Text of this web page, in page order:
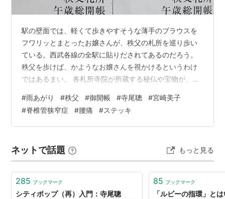
日本の黒い夏 〜冤罪〜
阿弥陀堂だより
半落ち
CASSHERN 2004
亡国のイージス
博士の愛した数式 2006
さまよう刃 2009.10
大風呂敷
国盗り物語
バラ色の人生
駅の壁面では、軽くて歩きやすそうな薄手のブラウスを
フワリッとまとったお嬢さんが、秩父の札所を巡り歩い
ている。西武各線の全駅に貼りだされてあるのだろう。
秩父を歩けば、かようなお嬢さんを視かけるというわけ
ではあるまい。 各札所寺院が所蔵する秘仏や宝物が、い
というらしく、十二年に一度の大展観だという。馬と秩
父との因縁由来については、まだ眼にしていない。とに
かく江戸時代からの風習行事だと謳われてある。 私はと
ある。エヘンッなのである。どんなもんだい、なのであ
る。入手したのは所沢古書市の民芸玩具コーナ…
#雨あがり #秩父 #御開帳 #寺尾聰 #宮崎美子
#脊椎管狭窄症 #腰痛 #ステッキ
ネットで話題 もっと見る
285 ブックマーク
シティポップ（再）入門：寺尾聰
85 ブックマーク
「ルビーの指環」と